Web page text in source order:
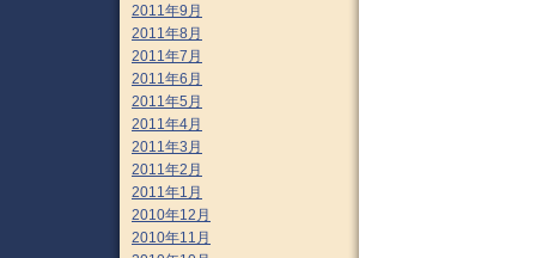
2011年9月
2011年8月
2011年7月
2011年6月
2011年5月
2011年4月
2011年3月
2011年2月
2011年1月
2010年12月
2010年11月